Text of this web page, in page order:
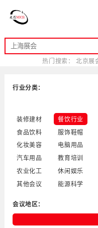
热门搜索：
北京展
行业分类：
装修建材 餐饮行业
食品饮料
服饰鞋帽
化妆美容
电脑用品
汽车用品
教育培训
农业化工
休闲娱乐
其他会议
能源科学
会议地区：